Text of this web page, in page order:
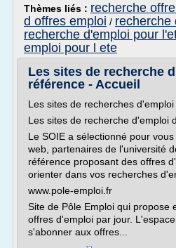
Thèmes liés : recherche
d offres emploi / recherche
recherche d'emploi pour
emploi pour l ete
Les sites de recherche
référence - Accueil
Les sites de recherches
Les sites de recherche d'emploi
Le SOIE a sélectionné pour
web, partenaires de l'université
référence proposant des offres
orienter dans vos recherches
www.pole-emploi.fr
Site de Pôle Emploi qui propose
offres d'emploi par jour.
s'abonner aux offres...